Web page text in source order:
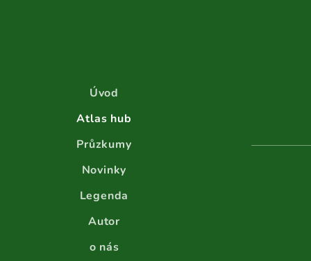
Úvod
Atlas hub
Průzkumy
Novinky
Legenda
Autor
o nás